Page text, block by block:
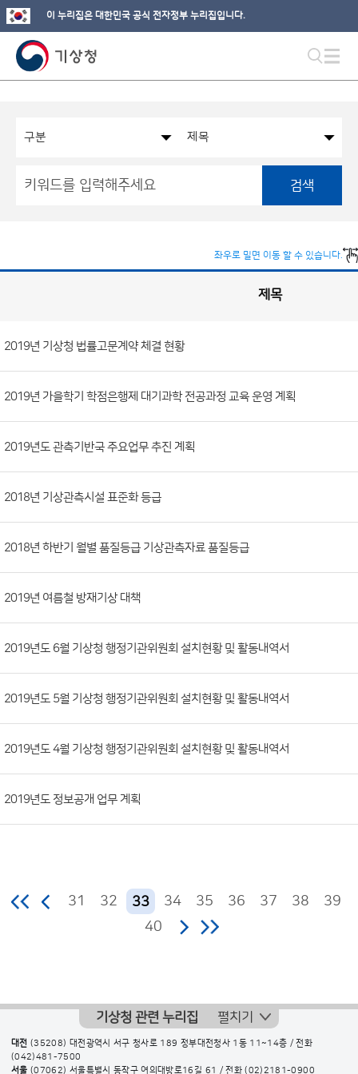
이 누리집은 대한민국 공식 전자정부 누리집입니다.
검색
좌우로 밀면 이동 할 수 있습니다.
공
개
정
보
목
록
류,
첨
부
일,
조
회
제목
2019년 기상청 법률고문계약 체결 현황
2019년 가을학기 학점은행제 대기과학 전공과정 교육 운영 계획
2019년도 관측기반국 주요업무 추진 계획
2018년 기상관측시설 표준화 등급
2018년 하반기 월별 품질등급 기상관측자료 품질등급
2019년 여름철 방재기상 대책
2019년도 6월 기상청 행정기관위원회 설치현황 및 활동내역서
2019년도 5월 기상청 행정기관위원회 설치현황 및 활동내역서
2019년도 4월 기상청 행정기관위원회 설치현황 및 활동내역서
2019년도 정보공개 업무 계획
31 32 33 34 35 36 37 38
39
40
기상청 관련 누리집 펼치기
대전 (35208) 대전광역시 서구 청사로 189 정부대전청사 1동 11~14층 / 전화
(042)481-7500
서울 (07062) 서울특별시 동작구 여의대방로16길 61 / 전화(02)2181-0900